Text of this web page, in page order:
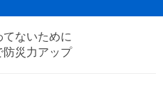
ないために
防災力アップ